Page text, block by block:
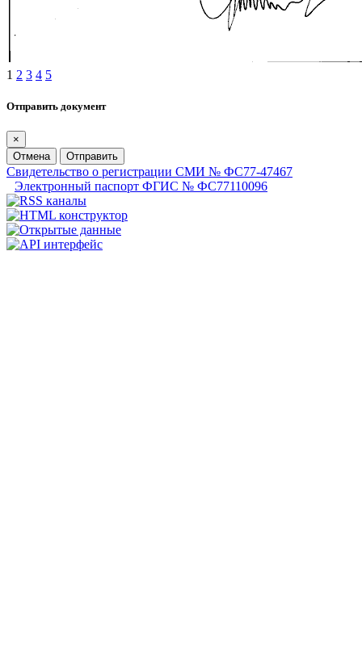
1 2 3 4 5
Отправить документ
×
Отмена
Отправить
Свидетельство о регистрации СМИ № ФС77-47467
Электронный паспорт ФГИС № ФС77110096